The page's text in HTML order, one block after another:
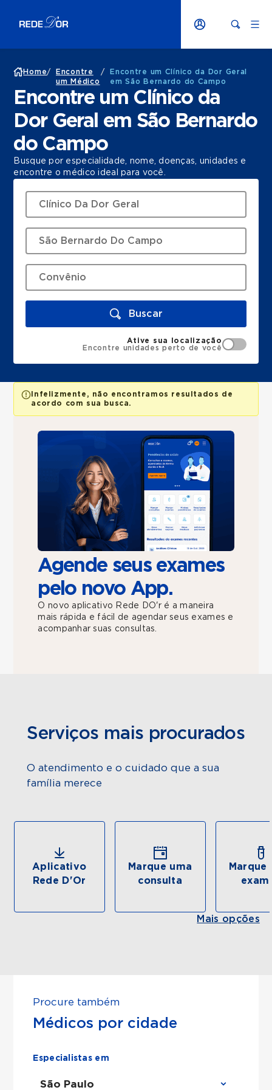
Home/
Encontre
um Médico
/
Encontre um Clínico da Dor Geral
em São Bernardo do Campo
Encontre um Clínico da
Dor Geral em São Bernardo
do Campo
Busque por especialidade, nome, doenças, unidades e
encontre o médico ideal para você.
Buscar
Ative sua localização
Encontre unidades perto de você
Infelizmente, não encontramos resultados de
acordo com sua busca.
Agende seus exames
pelo novo App.
O novo aplicativo Rede DO'r é a maneira
mais rápida e fácil de agendar seus exames e
acompanhar suas consultas.
Serviços mais procurados
O atendimento e o cuidado que a sua
família merece
Aplicativo
Rede D'Or
Marque uma
consulta
Marque
Mais opções
Procure também
Médicos por cidade
Especialistas em
São Paulo